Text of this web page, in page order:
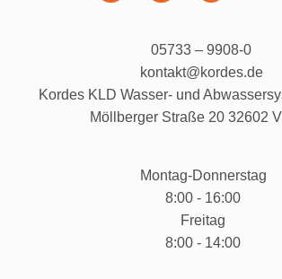
05733 – 9908-0
kontakt@kordes.de
Kordes KLD Wasser- und
Möllberger Straße 20 32602
Montag-Donnerstag
8:00 - 16:00
Freitag
8:00 - 14:00